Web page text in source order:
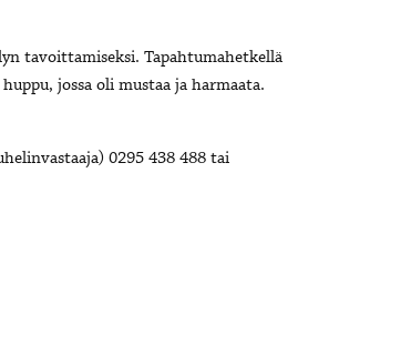
tavoittamiseksi. Tapahtumahetkellä
jossa oli mustaa ja harmaata.
0295 438 488 tai